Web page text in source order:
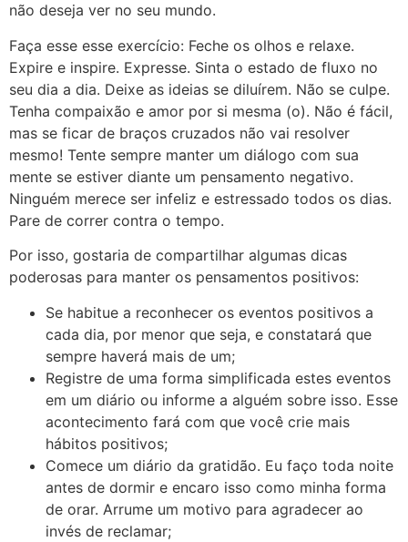
não deseja ver no seu mundo.
Faça esse esse exercício: Feche os olhos e relaxe.
Expire e inspire. Expresse. Sinta o estado de fluxo no
seu dia a dia. Deixe as ideias se diluírem. Não se culpe.
Tenha compaixão e amor por si mesma (o). Não é fácil,
mas se ficar de braços cruzados não vai resolver
mesmo! Tente sempre manter um diálogo com sua
mente se estiver diante um pensamento negativo.
Ninguém merece ser infeliz e estressado todos os dias.
Pare de correr contra o tempo.
Por isso, gostaria de compartilhar algumas dicas
poderosas para manter os pensamentos positivos:
Se habitue a reconhecer os eventos positivos a
cada dia, por menor que seja, e constatará que
sempre haverá mais de um;
Registre de uma forma simplificada estes eventos
em um diário ou informe a alguém sobre isso. Esse
acontecimento fará com que você crie mais
hábitos positivos;
Comece um diário da gratidão. Eu faço toda noite
antes de dormir e encaro isso como minha forma
de orar. Arrume um motivo para agradecer ao
invés de reclamar;